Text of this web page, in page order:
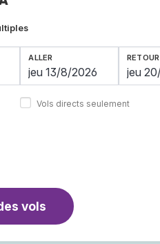
ALLER RETOUR
Vols directs seulement
vols